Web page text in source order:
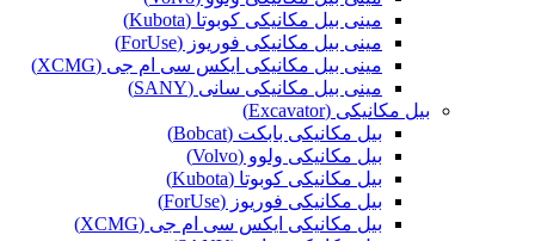
مینی بیل مکانیکی کوبوتا (Kubota)
مینی بیل مکانیکی فوریوز (ForUse)
مینی بیل مکانیکی ایکس سی ام جی (XCMG)
مینی بیل مکانیکی سانی (SANY)
بیل مکانیکی (Excavator)
بیل مکانیکی بابکت (Bobcat)
بیل مکانیکی ولوو (Volvo)
بیل مکانیکی کوبوتا (Kubota)
بیل مکانیکی فوریوز (ForUse)
بیل مکانیکی ایکس سی ام جی (XCMG)